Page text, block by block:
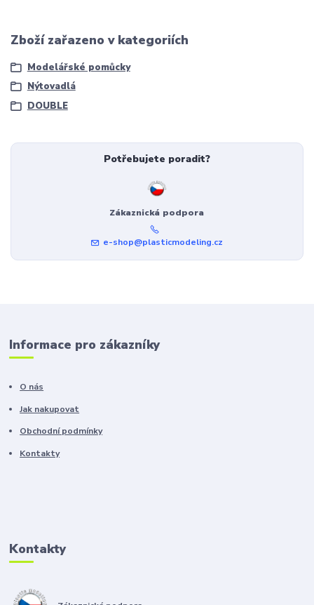
Zboží zařazeno v kategoriích
Modelářské pomůcky
Nýtovadlá
DOUBLE
Potřebujete poradit?
Zákaznická podpora
e-shop@plasticmodeling.cz
Informace pro zákazníky
O nás
Jak nakupovat
Obchodní podmínky
Kontakty
Kontakty